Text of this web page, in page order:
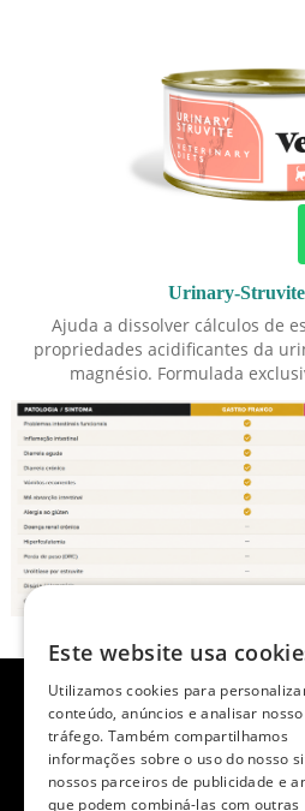
Urinary-
Ajuda a dissolver cálculos de
propriedades acidificantes da
magnésio. Formulada
Este website usa
Utilizamos cookies para
conteúdo, anúncios e analisar nosso
tráfego. Também compartilhamos
informações sobre o uso do nosso
nossos parceiros de publicidade e
que podem combiná-las com outras